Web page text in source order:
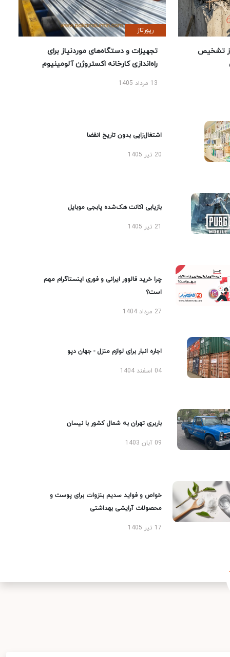
تشخیص
رپورتاژ
تجهیزات و دستگاه‌های موردنیاز برای
راه‌اندازی کارخانه اکستروژن آلومینیوم
13 مرداد 1405
اشتغال‌زایی بدون تاریخ انقضا
20 تیر 1405
بازیابی اکانت هک‌شده پابجی موبایل
چرا خرید فالوور ایرانی و فوری اینستاگرام مهم
است؟
27 مرداد 1404
اجاره انبار برای لوازم منزل - جهان دپو
04 اسفند 1404
باربری تهران به شمال کشور با نیسان
09 آبان 1403
خواص و فواید سدیم بنزوات برای پوست و
محصولات آرایشی بهداشتی
17 تیر 1405